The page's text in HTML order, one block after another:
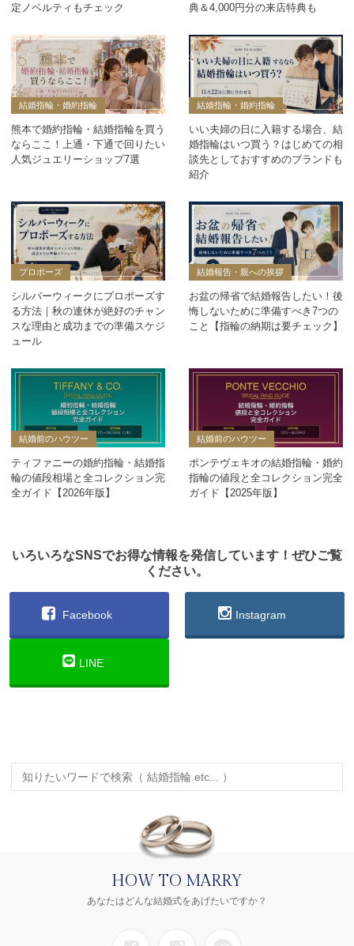
定ノベルティもチェック
典＆4,000円分の来店特典も
結婚指輪・婚約指輪
熊本で婚約指輪・結婚指輪を買う
ならここ！上通・下通で回りたい
人気ジュエリーショップ7選
結婚指輪・婚約指輪
いい夫婦の日に入籍する場合、結
婚指輪はいつ買う？はじめての相
談先としておすすめのブランドも
紹介
プロポーズ
シルバーウィークにプロポーズす
る方法｜秋の連休が絶好のチャン
スな理由と成功までの準備スケジ
ュール
結婚報告・親への挨拶
お盆の帰省で結婚報告したい！後
悔しないために準備すべき7つの
こと【指輪の納期は要チェック】
結婚前のハウツー
ティファニーの婚約指輪・結婚指
輪の値段相場と全コレクション完
全ガイド【2026年版】
結婚前のハウツー
ポンテヴェキオの結婚指輪・婚約
指輪の値段と全コレクション完全
ガイド【2025年版】
いろいろなSNSでお得な情報を発信しています！ぜひご覧
ください。
Facebook Instagram
LINE
HOW TO MARRY
あなたはどんな結婚式をあげたいですか？